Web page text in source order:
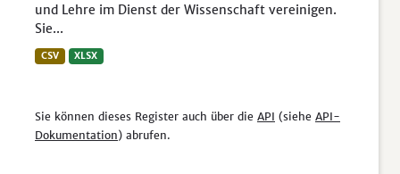
und Lehre im Dienst der Wissenschaft vereinigen.
Sie...
CSV XLSX
Sie können dieses Register auch über die API (siehe API-
Dokumentation) abrufen.